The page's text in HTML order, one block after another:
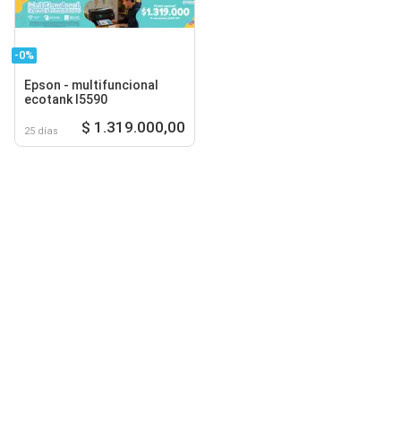
-0%
Epson - multifuncional
ecotank l5590
25 días $ 1.319.000,00